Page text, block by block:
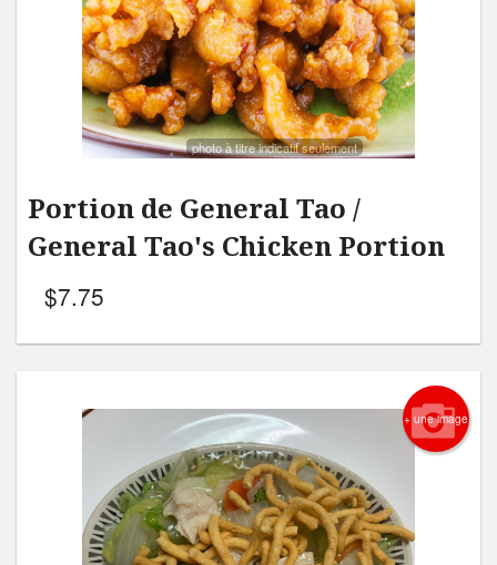
Rechercher
photo à titre indicatif seulement
Portion de General Tao /
General Tao's Chicken Portion
$7.75
+ une image